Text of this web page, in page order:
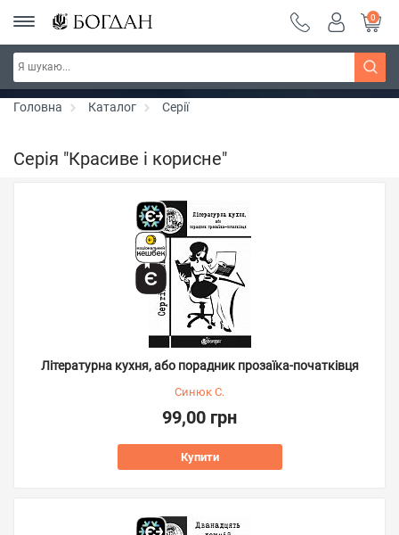
РОЗПРОДАЖ ~ 150 грн ~ 200 грн ~ 250 грн ~
300 грн ~ РОЗПРОДАЖ
Дізнатись більше
0
Головна Каталог Серії
Серія "Красиве і корисне"
Літературна кухня, або порадник прозаїка-початківця
Синюк С.
99,00 грн
Купити